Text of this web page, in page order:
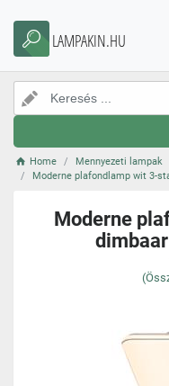
LAMPAKIN.HU
Home
Mennyezeti lampak
Moderne plafondlamp wit 3-
Moderne